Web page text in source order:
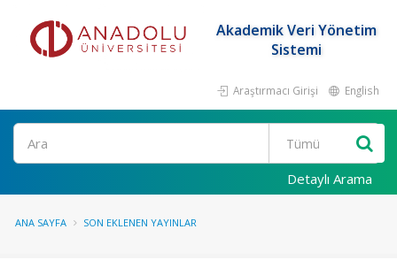
Akademik Veri Yönetim
Sistemi
Araştırmacı Girişi English
Ara
Detaylı Arama
ANA SAYFA SON EKLENEN YAYINLAR